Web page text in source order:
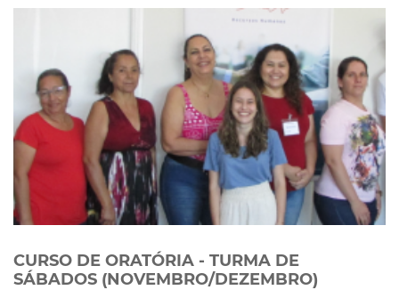
CURSO DE ORATÓRIA - TURMA DE
SÁBADOS (NOVEMBRO/DEZEMBRO)